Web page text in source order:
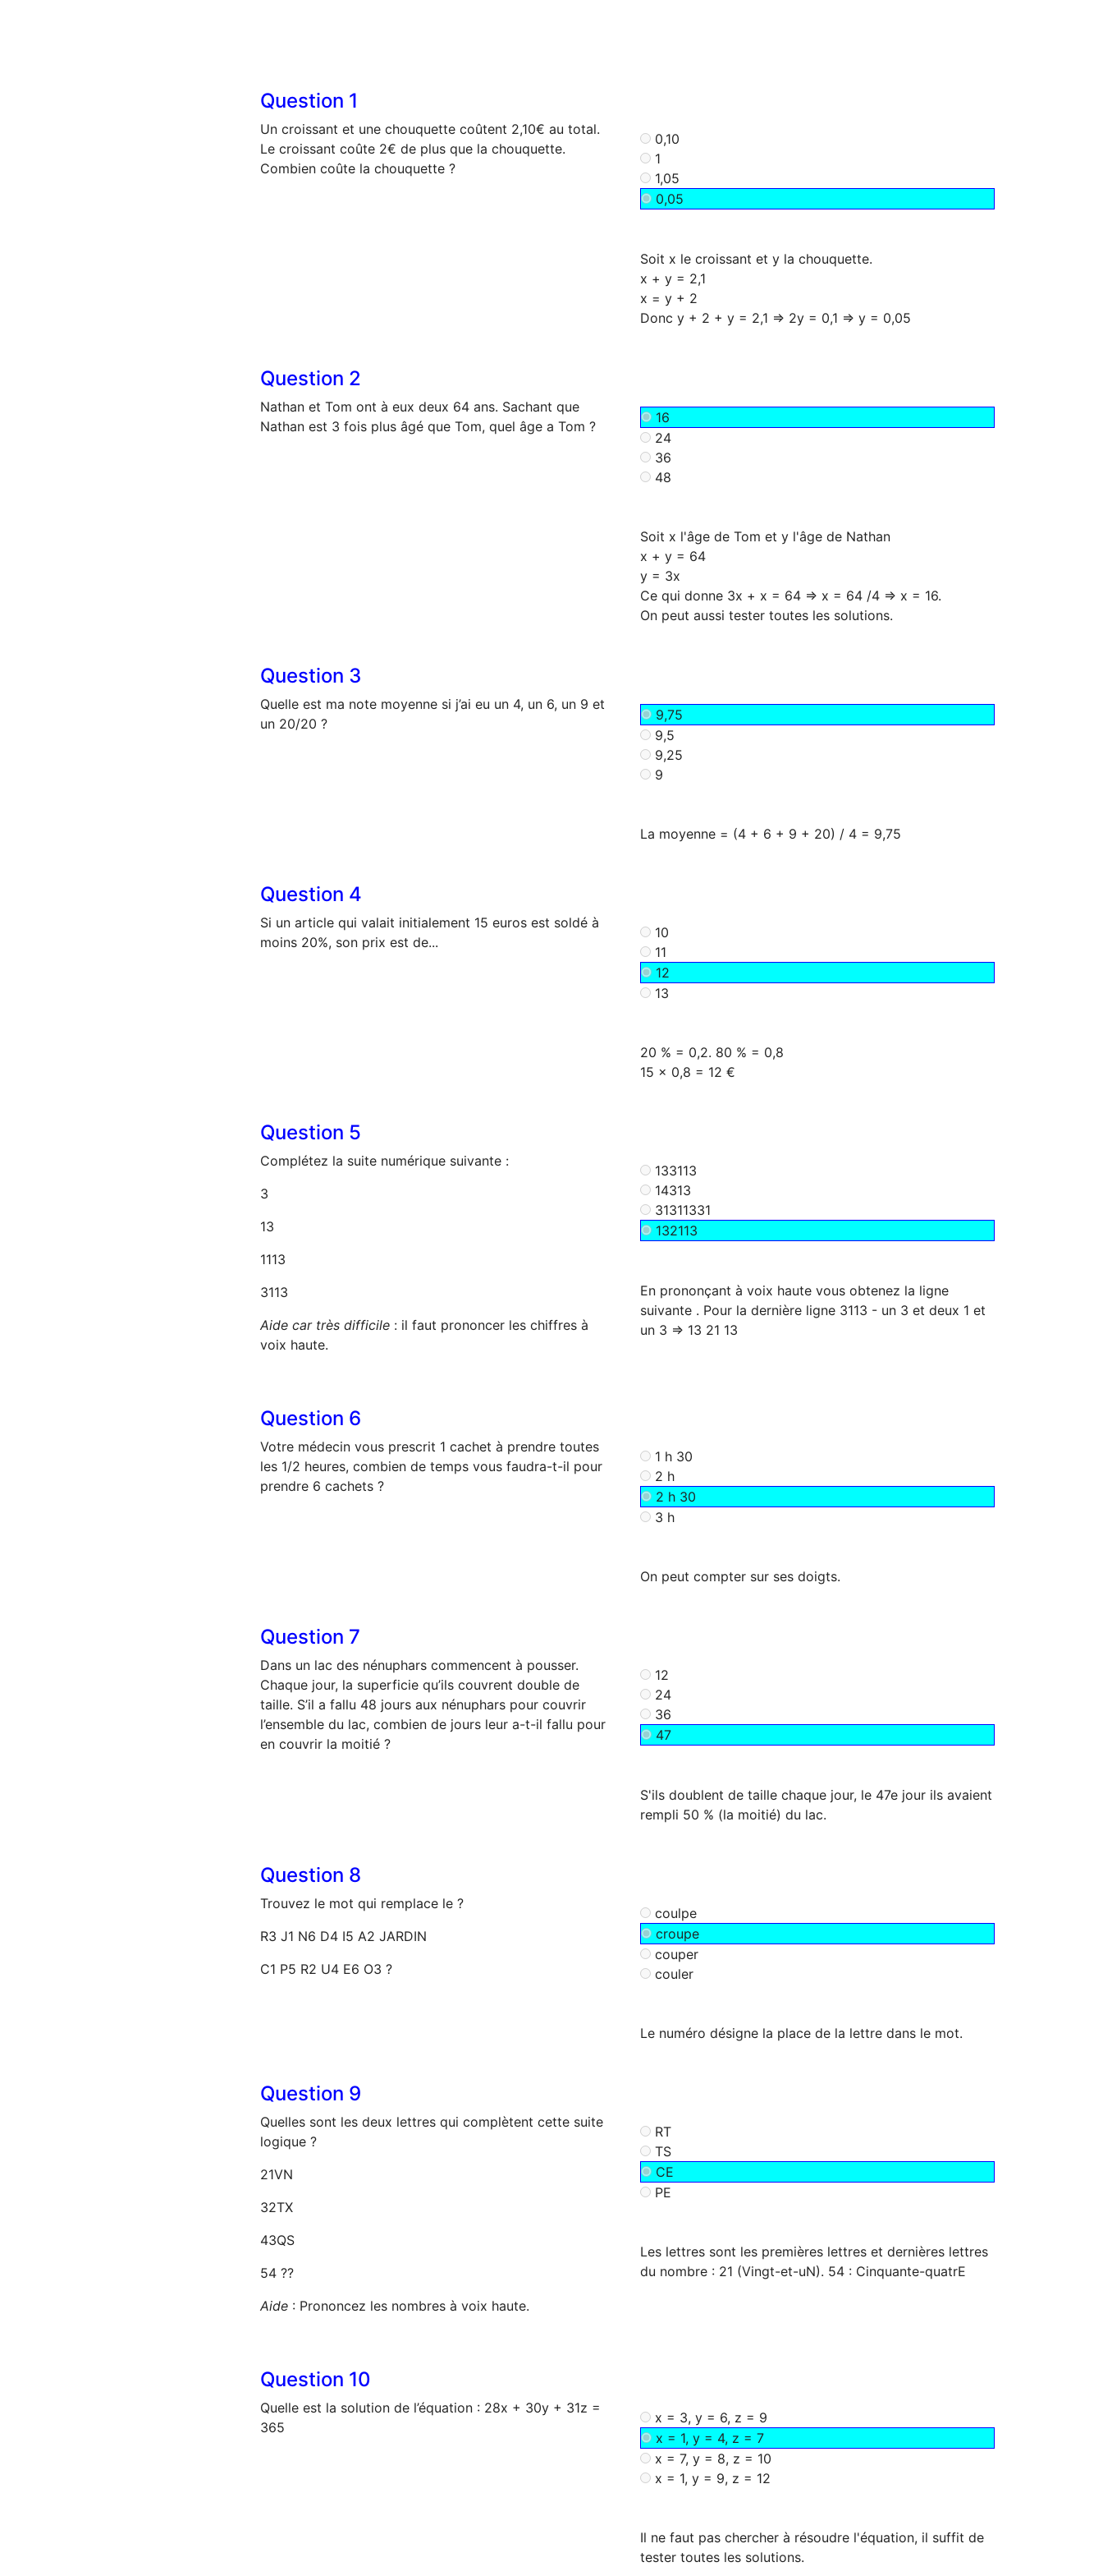
Question 1
Un croissant et une chouquette coûtent 2,10€ au total.
Le croissant coûte 2€ de plus que la chouquette.
Combien coûte la chouquette ?
0,10
1
1,05
0,05
Soit x le croissant et y la chouquette.
x + y = 2,1
x = y + 2
Question 2
Nathan et Tom ont à eux deux 64 ans. Sachant que
Nathan est 3 fois plus âgé que Tom, quel âge a Tom ?
16
24
36
48
Soit x l'âge de Tom et y l'âge de Nathan
x + y = 64
y = 3x
Ce qui donne 3x + x = 64 => x = 64 /4 => x = 16.
Question 3
Quelle est ma note moyenne si j’ai eu un 4, un 6, un 9 et
un 20/20 ?
9,75
9,5
9,25
9
La moyenne = (4 + 6 + 9 + 20) / 4 = 9,75
Question 4
Si un article qui valait initialement 15 euros est soldé à
moins 20%, son prix est de...
10
11
12
13
20 % = 0,2. 80 % = 0,8
15 x 0,8 = 12 €
Question 5
Complétez la suite numérique suivante :
3
13
1113
3113
Aide car très difficile : il faut prononcer les chiffres à
voix haute.
133113
14313
31311331
132113
En prononçant à voix haute vous obtenez la ligne
suivante . Pour la dernière ligne 3113 - un 3 et deux 1 et
un 3 => 13 21 13
Question 6
Votre médecin vous prescrit 1 cachet à prendre toutes
les 1/2 heures, combien de temps vous faudra-t-il pour
prendre 6 cachets ?
1 h 30
2 h
2 h 30
3 h
On peut compter sur ses doigts.
Question 7
Dans un lac des nénuphars commencent à pousser.
Chaque jour, la superficie qu’ils couvrent double de
taille. S’il a fallu 48 jours aux nénuphars pour couvrir
l’ensemble du lac, combien de jours leur a-t-il fallu pour
en couvrir la moitié ?
12
24
36
47
S'ils doublent de taille chaque jour, le 47e jour ils avaient
rempli 50 % (la moitié) du lac.
Question 8
Trouvez le mot qui remplace le ?
R3 J1 N6 D4 I5 A2 JARDIN
C1 P5 R2 U4 E6 O3 ?
coulpe
croupe
couper
couler
Le numéro désigne la place de la lettre dans le mot.
Question 9
Quelles sont les deux lettres qui complètent cette suite
logique ?
21VN
32TX
43QS
54 ??
Aide : Prononcez les nombres à voix haute.
RT
TS
CE
PE
Les lettres sont les premières lettres et dernières lettres
du nombre : 21 (Vingt-et-uN). 54 : Cinquante-quatrE
Question 10
Quelle est la solution de l’équation : 28x + 30y + 31z =
365
x = 3, y = 6, z = 9
x = 1, y = 4, z = 7
x = 7, y = 8, z = 10
x = 1, y = 9, z = 12
Il ne faut pas chercher à résoudre l'équation, il suffit de
tester toutes les solutions.